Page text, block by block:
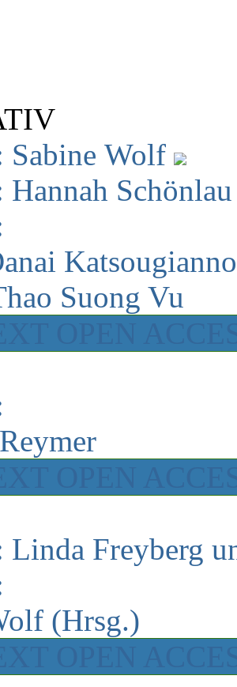
Sabine Wolf
Hannah
Suong Vu
Linda Freyberg
(Hrsg.)